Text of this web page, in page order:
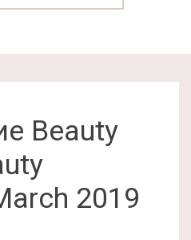
Beauty
2019